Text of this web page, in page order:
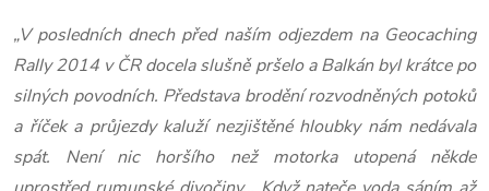
„V posledních dnech před naším odjezdem na Geocaching
Rally 2014 v ČR docela slušně pršelo a Balkán byl krátce po
silných povodních. Představa brodění rozvodněných potoků
a říček a průjezdy kaluží nezjištěné hloubky nám nedávala
spát. Není nic horšího než motorka utopená někde